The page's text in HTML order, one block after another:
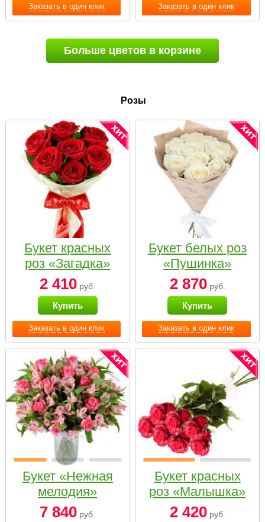
Заказать в один клик Заказать в один клик
Больше цветов в корзине
Розы
Заказать в один клик
Букет красных
роз «Загадка»
2 410 руб.
Купить
Заказать в один клик
Букет белых роз
«Пушинка»
2 870руб.
Купить
Букет «Нежная
мелодия»
7 840 руб.
Букет красных
роз «Малышка»
2 420руб.